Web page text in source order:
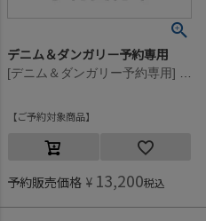
デニム＆ダンガリー予約専用
ご予約対象商品
予約販売価格 ¥ 13,200税込